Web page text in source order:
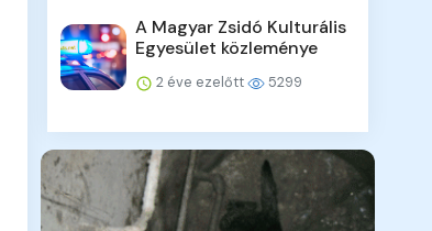
A Magyar Zsidó Kulturális
Egyesület közleménye
2 éve ezelőtt 5299